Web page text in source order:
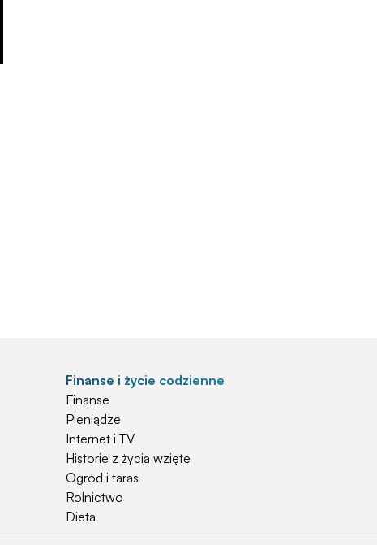
Finanse i życie codzienne
Finanse
Pieniądze
Internet i TV
Historie z życia wzięte
Ogród i taras
Rolnictwo
Dieta